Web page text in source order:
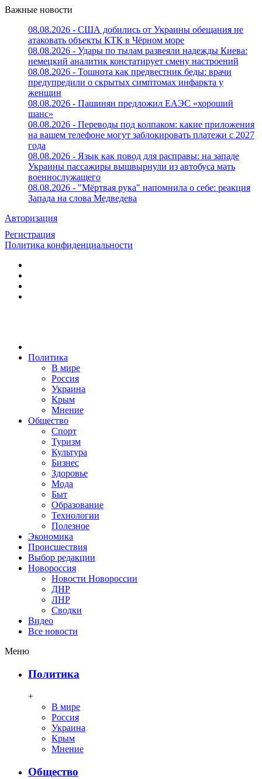
Важные новости
08.08.2026 - США добились от Украины обещания не
атаковать объекты КТК в Чёрном море
08.08.2026 - Удары по тылам развеяли надежды Киева:
немецкий аналитик констатирует смену настроений
08.08.2026 - Тошнота как предвестник беды: врачи
предупредили о скрытых симптомах инфаркта у
женщин
08.08.2026 - Пашинян предложил ЕАЭС «хороший
шанс»
08.08.2026 - Переводы под колпаком: какие приложения
на вашем телефоне могут заблокировать платежи с 2027
года
08.08.2026 - Язык как повод для расправы: на западе
Украины пассажиры вышвырнули из автобуса мать
военнослужащего
08.08.2026 - "Мёртвая рука" напомнила о себе: реакция
Запада на слова Медведева
Авторизация
Регистрация
Политика конфиденциальности
Политика
В мире
Россия
Украина
Крым
Мнение
Общество
Спорт
Туризм
Культура
Бизнес
Здоровье
Мода
Быт
Образование
Технологии
Полезное
Экономика
Происшествия
Выбор редакции
Новороссия
Новости Новороссии
ДНР
ЛНР
Сводки
Видео
Все новости
Меню
Политика
+
В мире
Россия
Украина
Крым
Мнение
Общество